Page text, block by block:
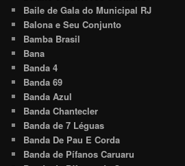
Baile de Gala do Municipal RJ
Balona e Seu Conjunto
Bamba Brasil
Bana
Banda 4
Banda 69
Banda Azul
Banda Chantecler
Banda de 7 Léguas
Banda De Pau E Corda
Banda de Pífanos Caruaru